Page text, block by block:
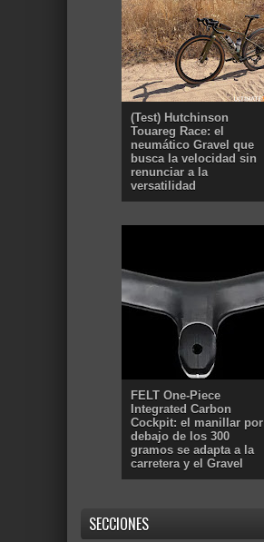
(Test) Hutchinson
Touareg Race: el
neumático Gravel que
busca la velocidad sin
renunciar a la
versatilidad
FELT One-Piece
Integrated Carbon
Cockpit: el manillar por
debajo de los 300
gramos se adapta a la
carretera y el Gravel
SECCIONES